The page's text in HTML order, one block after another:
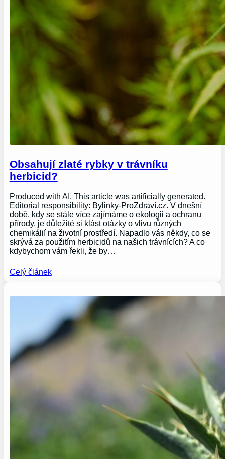
Obsahují zlaté rybky v trávníku
herbicid?
Produced with AI. This article was artificially generated.
Editorial responsibility: Bylinky-ProZdraví.cz. V dnešní
době, kdy se stále více zajímáme o ekologii a ochranu
přírody, je důležité si klást otázky o vlivu různých
chemikálií na životní prostředí. Napadlo vás někdy, co se
skrývá za použitím herbicidů na našich trávnících? A co
kdybychom vám řekli, že by…
Celý článek